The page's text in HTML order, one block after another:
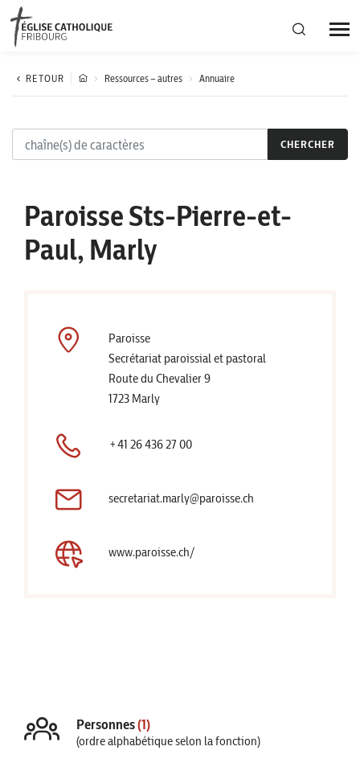
Région diocésaine
Actualités
RETOUR Ressources – autres Annuaire
CHERCHER
Paroisse Sts-Pierre-et-
Paul, Marly
Paroisse
Secrétariat paroissial et pastoral
Route du Chevalier 9
1723 Marly
+41 26 436 27 00
secretariat.marly@paroisse.ch
www.paroisse.ch/
Personnes(1)
(ordre alphabétique selon la fonction)